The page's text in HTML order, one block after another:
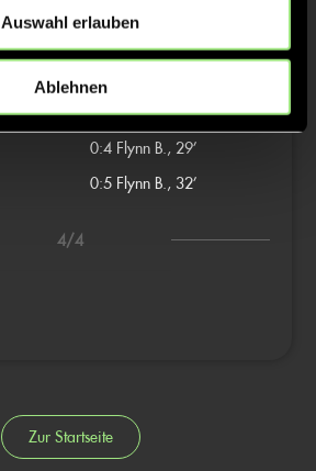
Auswahl erlauben
Ablehnen
0:2
3/4
0:3 Franco A., 28’
0:4 Flynn B., 29’
0:5 Flynn B., 32’
4/4
Zur Startseite